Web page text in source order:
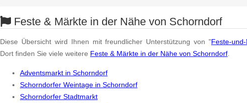
Feste & Märkte in der Nähe von Schorndorf
Diese Übersicht wird Ihnen mit freundlicher Unterstützung von "Feste-
Dort finden Sie viele weitere Feste & Märkte in der Nähe von Schorndorf
Adventsmarkt in Schorndorf
Schorndorfer Weintage in Schorndorf
Schorndorfer Stadtmarkt